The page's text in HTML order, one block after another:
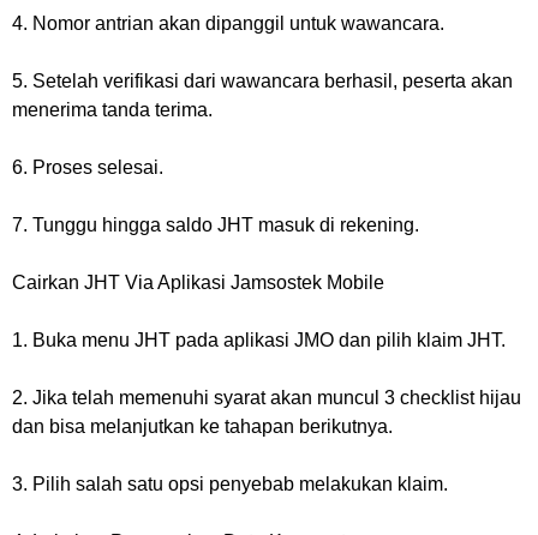
4. Nomor antrian akan dipanggil untuk wawancara.
5. Setelah verifikasi dari wawancara berhasil, peserta akan
menerima tanda terima.
6. Proses selesai.
7. Tunggu hingga saldo JHT masuk di rekening.
Cairkan JHT Via Aplikasi Jamsostek Mobile
1. Buka menu JHT pada aplikasi JMO dan pilih klaim JHT.
2. Jika telah memenuhi syarat akan muncul 3 checklist hijau
dan bisa melanjutkan ke tahapan berikutnya.
3. Pilih salah satu opsi penyebab melakukan klaim.